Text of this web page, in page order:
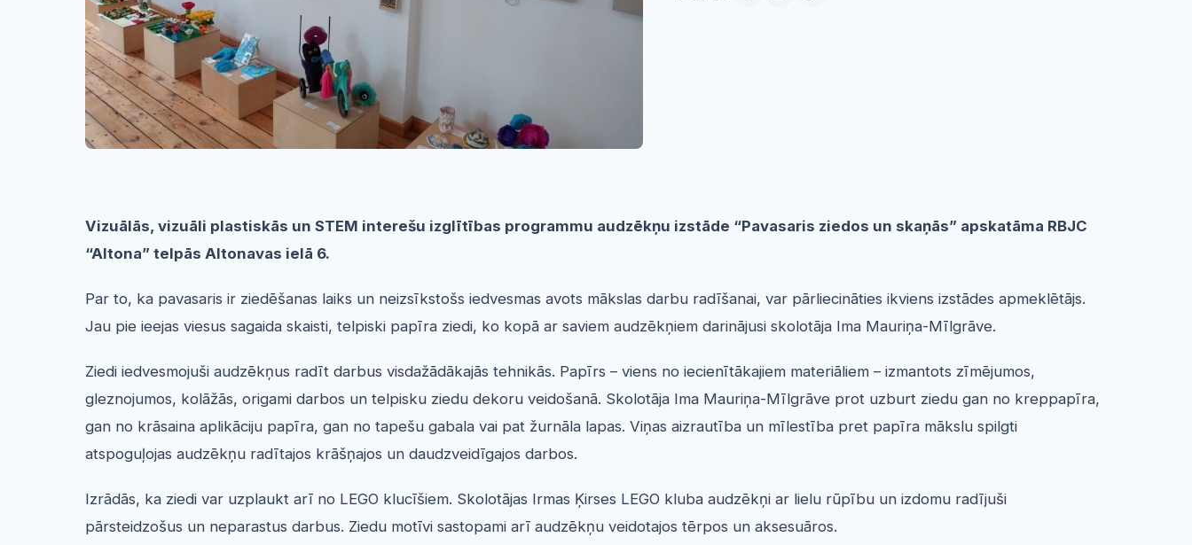
Vizuālās, vizuāli plastiskās un STEM interešu izglītības programmu audzēkņu izstāde “Pavasaris ziedos un skaņās” apskatāma RBJC
“Altona” telpās Altonavas ielā 6.
Par to, ka pavasaris ir ziedēšanas laiks un neizsīkstošs iedvesmas avots mākslas darbu radīšanai, var pārliecināties ikviens izstādes apmeklētājs.
Jau pie ieejas viesus sagaida skaisti, telpiski papīra ziedi, ko kopā ar saviem audzēkņiem darinājusi skolotāja Ima Mauriņa-Mīlgrāve.
Ziedi iedvesmojuši audzēkņus radīt darbus visdažādākajās tehnikās. Papīrs – viens no iecienītākajiem materiāliem – izmantots zīmējumos,
gleznojumos, kolāžās, origami darbos un telpisku ziedu dekoru veidošanā. Skolotāja Ima Mauriņa-Mīlgrāve prot uzburt ziedu gan no kreppapīra,
gan no krāsaina aplikāciju papīra, gan no tapešu gabala vai pat žurnāla lapas. Viņas aizrautība un mīlestība pret papīra mākslu spilgti
atspoguļojas audzēkņu radītajos krāšņajos un daudzveidīgajos darbos.
Izrādās, ka ziedi var uzplaukt arī no LEGO klucīšiem. Skolotājas Irmas Ķirses LEGO kluba audzēkņi ar lielu rūpību un izdomu radījuši
pārsteidzošus un neparastus darbus. Ziedu motīvi sastopami arī audzēkņu veidotajos tērpos un aksesuāros.